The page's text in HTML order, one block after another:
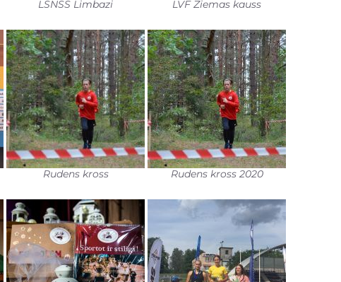
LSNSS Limbazi LVF Ziemas kauss
Rudens kross Rudens kross 2020